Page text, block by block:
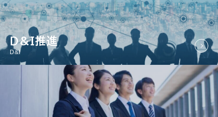
D&I推進
D&I